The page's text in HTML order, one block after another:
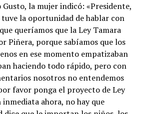
la mujer indicó: «Presidente,
la oportunidad de hablar con
queríamos que la Ley Tamara
Piñera, porque sabíamos que los
en ese momento empatizaban
haciendo todo rápido, pero con
nosotros no entendemos
favor ponga el proyecto de Ley
ahora, no hay que